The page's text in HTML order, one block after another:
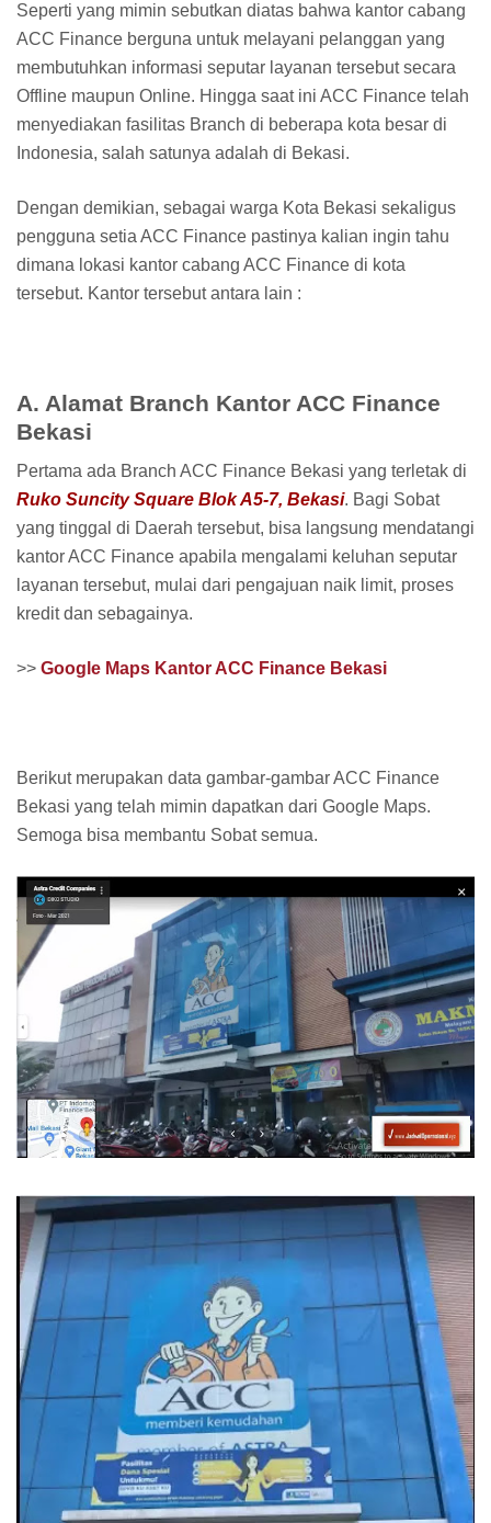
Seperti yang mimin sebutkan diatas bahwa kantor cabang
ACC Finance berguna untuk melayani pelanggan yang
membutuhkan informasi seputar layanan tersebut secara
Offline maupun Online. Hingga saat ini ACC Finance telah
menyediakan fasilitas Branch di beberapa kota besar di
Indonesia, salah satunya adalah di Bekasi.
Dengan demikian, sebagai warga Kota Bekasi sekaligus
pengguna setia ACC Finance pastinya kalian ingin tahu
dimana lokasi kantor cabang ACC Finance di kota
tersebut. Kantor tersebut antara lain :
A. Alamat Branch Kantor ACC Finance
Bekasi
Pertama ada Branch ACC Finance Bekasi yang terletak di
Ruko Suncity Square Blok A5-7, Bekasi. Bagi Sobat
yang tinggal di Daerah tersebut, bisa langsung mendatangi
kantor ACC Finance apabila mengalami keluhan seputar
layanan tersebut, mulai dari pengajuan naik limit, proses
kredit dan sebagainya.
>> Google Maps Kantor ACC Finance Bekasi
Berikut merupakan data gambar-gambar ACC Finance
Bekasi yang telah mimin dapatkan dari Google Maps.
Semoga bisa membantu Sobat semua.